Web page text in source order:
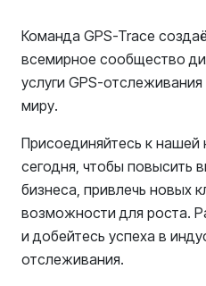
Команда GPS-Trace
всемирное сообщество
услуги GPS-
миру.
Присоединяйтесь к нашей
сегодня, чтобы повысить
бизнеса, привлечь новых
возможности для роста.
и добейтесь успеха в
отслеживания.